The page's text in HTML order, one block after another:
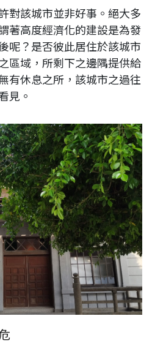
對該城市並非好事。絕大多
著高度經濟化的建設是為發
呢？是否彼此居住於該城市
區域，所剩下之邊隅提供給
有休息之所，該城市之過往
見。